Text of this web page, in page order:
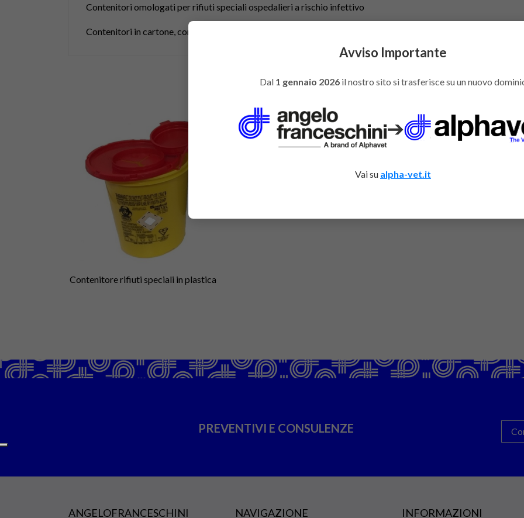
Contenitori omologati per rifiuti speciali ospedalieri a rischio infettivo
Contenitori in cartone, con sacchetto in PE e fascetta di chiusura.
You might also like
Contenitore rifiuti speciali in plastica
PREVENTIVI E CONSULENZE
ANGELOFRANCESCHINI NAVIGAZIONE INFORMAZIONI
Avviso Importante
Dal 1 gennaio 2026il nostro sito si trasferisce su un nuovo
➔
Vai su alpha-vet.it